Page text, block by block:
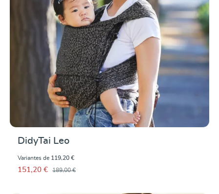
DidyTai Leo
Variantes de 119,20 €
151,20 € 189,00 €